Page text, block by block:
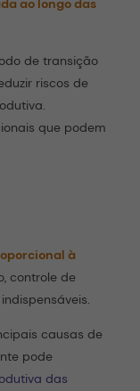
ao longo das
de transição
riscos de
que podem
à
controle de
causas de
pode
das